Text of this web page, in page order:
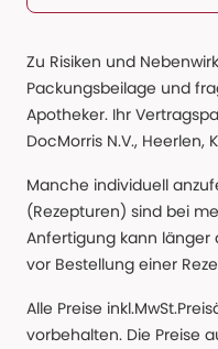
Zu Risiken und
Packungsbeilage und
Apotheker. Ihr
DocMorris N.V., Heerlen,
Manche individuell
(Rezepturen) sind bei
Anfertigung kann länger
vor Bestellung einer
Alle Preise
vorbehalten. Die Preise